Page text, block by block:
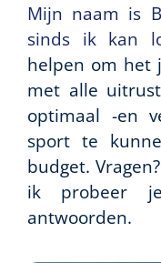
Mijn naam is
sinds ik kan
helpen om het
met alle
optimaal -en
sport te
budget.
ik probeer
antwoorden.